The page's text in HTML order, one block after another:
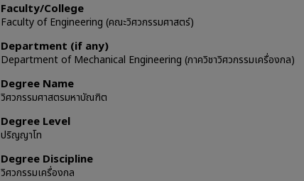
Faculty/College
Faculty of Engineering (คณะวิศวกรรมศาสตร์)
Department (if any)
Department of Mechanical Engineering (ภาควิชาวิศวกรรมเครื่องกล)
Degree Name
วิศวกรรมศาสตรมหาบัณฑิต
Degree Level
ปริญญาโท
Degree Discipline
วิศวกรรมเครื่องกล